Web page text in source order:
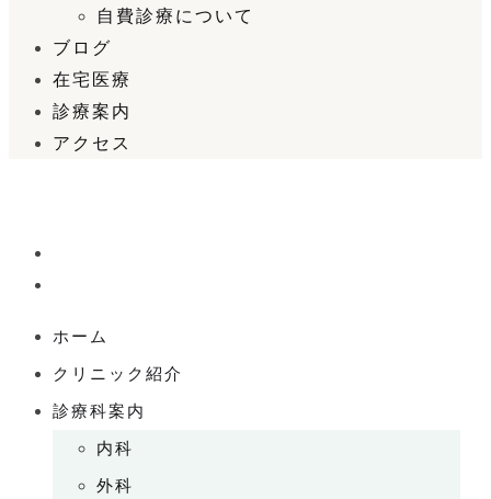
自費診療について
ブログ
在宅医療
診療案内
アクセス
ホーム
クリニック紹介
診療科案内
内科
外科